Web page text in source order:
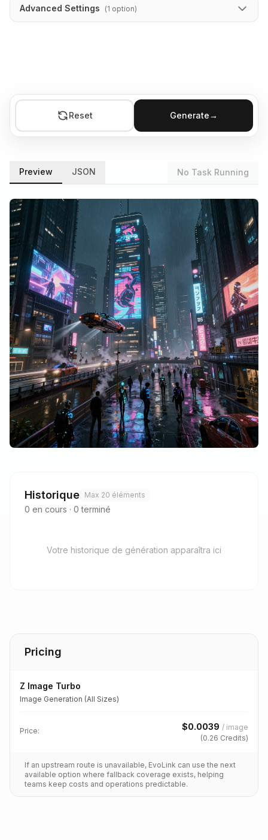
Advanced Settings (1 option)
Reset Generate→
Preview JSON No Task Running
Historique Max 20 éléments
0 en cours · 0 terminé
Votre historique de génération apparaîtra ici
Pricing
Z Image Turbo
Image Generation (All Sizes)
Price: $0.0039 / image
(0.26 Credits)
If an upstream route is unavailable, EvoLink can use the next
available option where fallback coverage exists, helping
teams keep costs and operations predictable.